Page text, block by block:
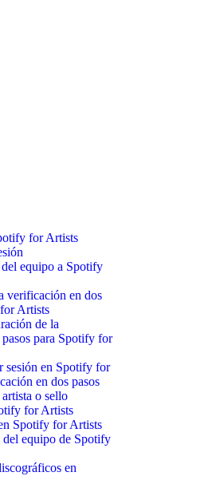
for Artists
equipo a Spotify
verificación en dos
Artists
de la
para Spotify for
sesión en Spotify for
en dos pasos
o sello
for Artists
Spotify for Artists
equipo de Spotify
en